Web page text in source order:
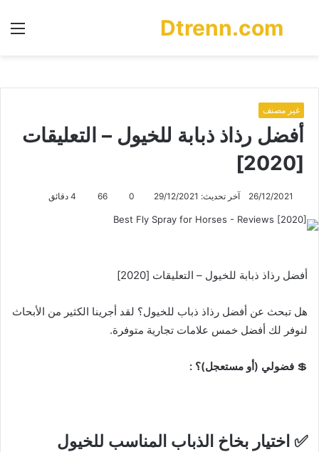
Dtrenn.com
بحث
غير مصنف
أفضل رذاذ ذبابة للخيول – التعليقات
[2020]
26/12/2021 آخر تحديث: 29/12/2021 0
66
أفضل رذاذ ذبابة للخيول – التعليقات [2020]
هل تبحث عن أفضل رذاذ ذباب للخيول؟ لقد أجرينا الكثير من الأبحاث
لنوفر لك أفضل خمس علامات تجارية متوفرة.
💲 فضولي (أو مستعجل)؟ :
✅ اختيار بخاخ الذباب المناسب للخيول